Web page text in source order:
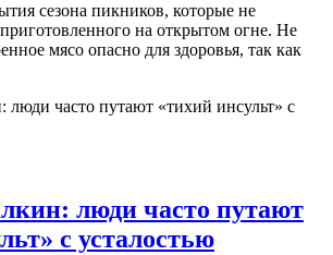
сезона пикников, которые не
приготовленного на открытом огне. Не
мясо опасно для здоровья, так как
люди часто путают
с усталостью